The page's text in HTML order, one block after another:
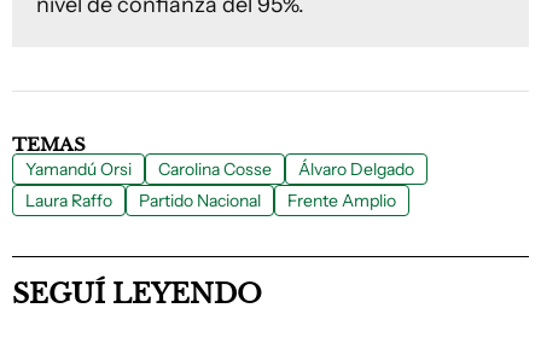
TEMAS
Yamandú Orsi Carolina Cosse
Álvaro Delgado
Laura Raffo
Partido Nacional Frente Amplio
SEGUÍ LEYENDO